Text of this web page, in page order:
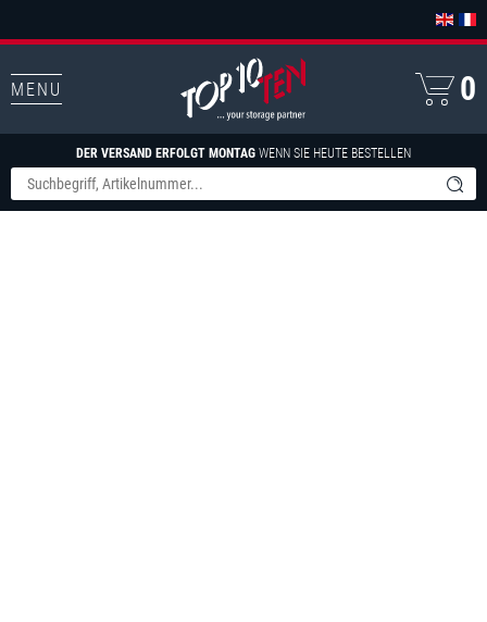
MENU
DER VERSAND ERFOLGT MONTAG WENN SIE HEUTE BESTELLEN
0